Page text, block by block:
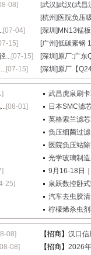
08] [武汉]武汉(武昌
[杭州] 医院负压
[07-04] [深圳] MN13锰
15] [广州]低碳素钢
...[07-15] [深圳]原厂:广东
[07-15] [深圳]原厂【
武昌虎泉刷
[08-01]
日本SMC滤
英格索兰滤
负压细菌过
医院负压站
光学玻璃制
9月16-18日
25]
泉跃数控卧
汽车去虫胶
柠檬烯杀虫
08] 【招商】 汉口信
08] 【招商】 2026